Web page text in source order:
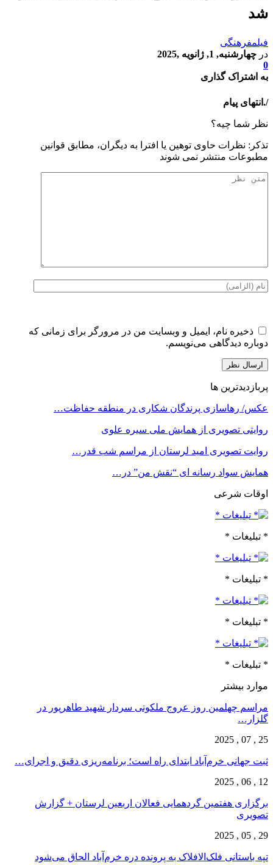
ژانویه ,2025
گذاری
چیه؟
حاوی توهين يا افترا به ديگران، مطابق قوانين
منتشر نمی شوند
نام، ایمیل و وبسایت من در مرورگر برای زمانی که
دیدگاهی می‌نویسم.
ها
پرندگان شکاری در منطقه حفاظت…
تصویری از همایش ملی سیره علوی
امید لرستان از مراسم شب قدر…
رسانه ای “نقش من” در…
شرعی
*
*
*
*
روز عروج ملکوتی سردار شهید طاهرپور در
خرم‌‌آباد ابتدای راه است؛ برنامه‌ریزی دقیق و اجرای…
هفتمین گردهمایی فعالان اربعین لرستان + گزارش
فلک‌الافلاک به پرونده دره خرم‌آباد الحاق می‌شود